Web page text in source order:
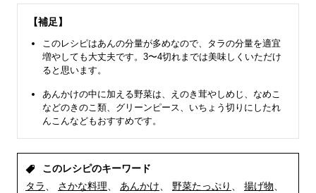
【補足】
このレシピはあんの分量が多めなので、タラの分量を適宜
増やしても大丈夫です。3〜4切れまでは美味しくいただけ
ると思います。
あんかけの中に加える野菜は、えのき茸やしめじ、なめこ
などのきのこ類、グリーンピース、いちょう切りにしたれ
んこんなどもおすすめです。
このレシピのキーワード
タラ
さかな料理 あんかけ 野菜たっぷり
揚げ物